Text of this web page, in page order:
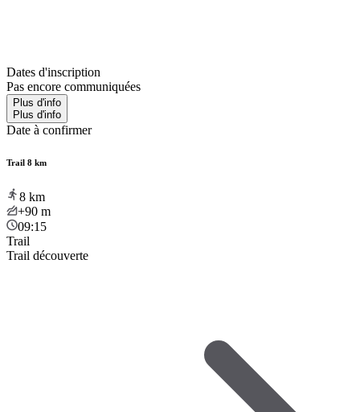
Dates d'inscription
Pas encore communiquées
Plus d'info
Plus d'info
Date à confirmer
Trail 8 km
8 km
+90 m
09:15
Trail
Trail découverte